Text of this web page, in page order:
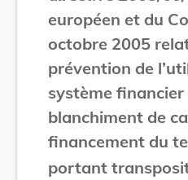
européen et du
octobre 2005
prévention de
système
blanchiment de
financement du
portant